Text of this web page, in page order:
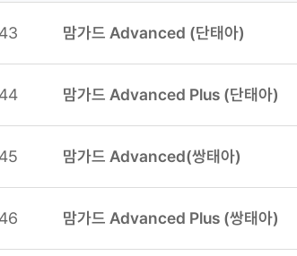
맘가드 Advanced (단태아)
맘가드 Advanced Plus (단태아)
맘가드 Advanced(쌍태아)
맘가드 Advanced Plus (쌍태아)